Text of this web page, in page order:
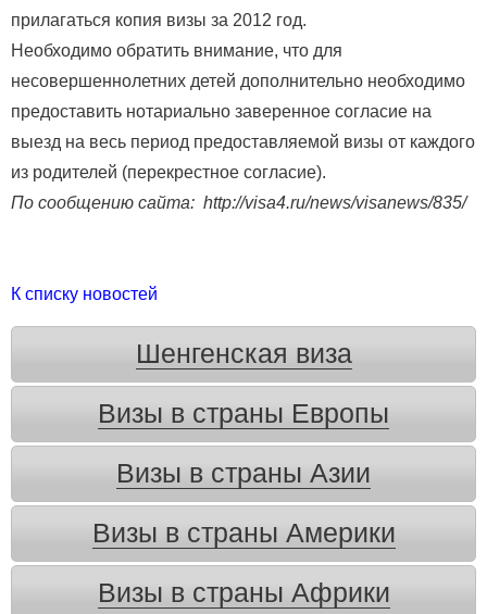
прилагаться копия визы за 2012 год.
Необходимо обратить внимание, что для
несовершеннолетних детей дополнительно необходимо
предоставить нотариально заверенное согласие на
выезд на весь период предоставляемой визы от каждого
из родителей (перекрестное согласие).
По сообщению сайта: http://visa4.ru/news/visanews/835/
К списку новостей
Шенгенская виза
Визы в страны Европы
Визы в страны Азии
Визы в страны Америки
Визы в страны Африки